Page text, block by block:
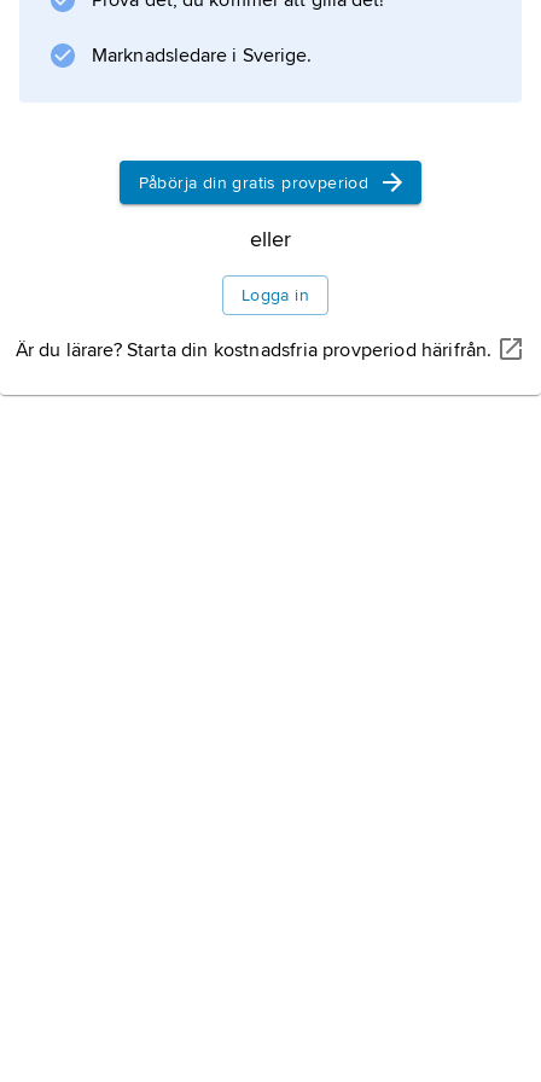
Marknadsledare i Sverige.
Påbörja din gratis provperiod
eller
Logga in
Är du lärare? Starta din kostnadsfria provperiod härifrån.